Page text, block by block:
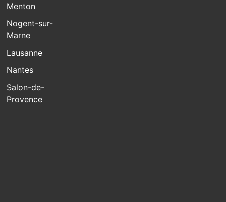
Menton
Nogent-sur-
Marne
Lausanne
Nantes
Salon-de-
Provence